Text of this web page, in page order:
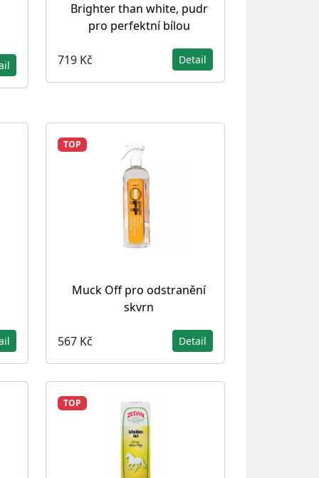
Brighter than white, pudr
pro perfektní bílou
719 Kč Detail
TOP
Muck Off pro odstranění
skvrn
567 Kč Detail
TOP